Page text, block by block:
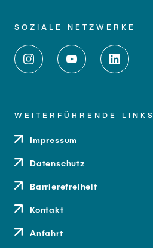
SOZIALE NETZWERKE
WEITERFÜHRENDE LINKS
Impressum
Datenschutz
Barrierefreiheit
Kontakt
Anfahrt